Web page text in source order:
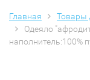
Главная Товары
Одеяло
наполнитель:100%